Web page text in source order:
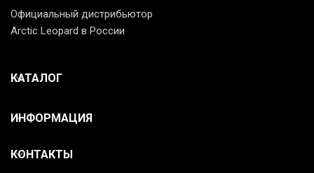
Официальный дистрибьютор
Arctic Leopard в России
КАТАЛОГ
ИНФОРМАЦИЯ
КОНТАКТЫ